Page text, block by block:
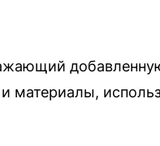
материалы,